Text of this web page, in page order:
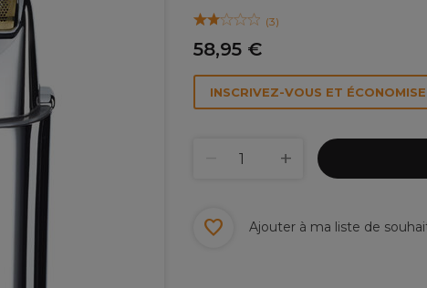
(3)
58,95 €
INSCRIVEZ-VOUS ET
Ajouter à ma liste de